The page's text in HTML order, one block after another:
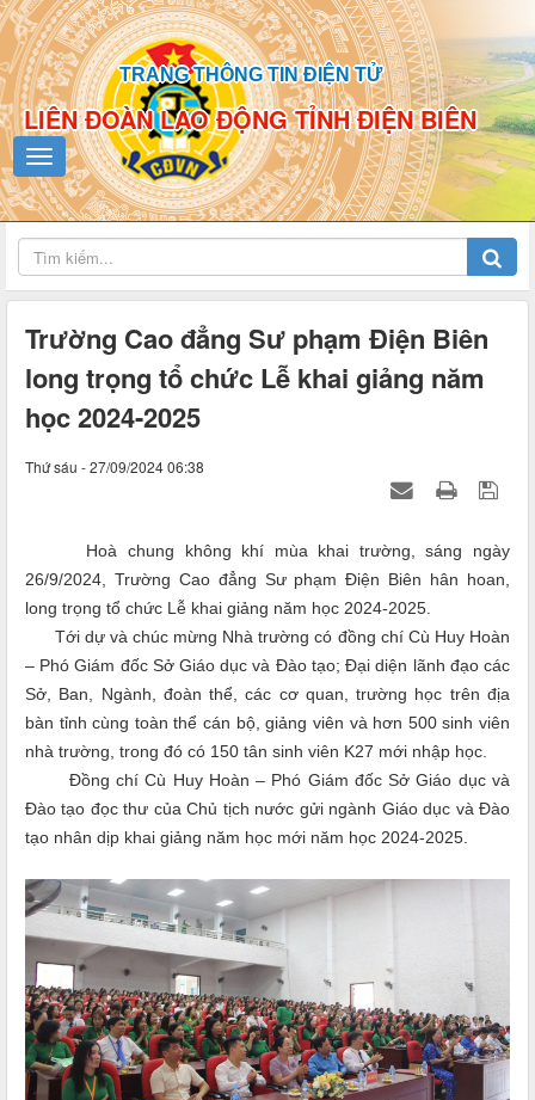
TRANG THÔNG TIN ĐIỆN TỬ
LIÊN ĐOÀN LAO ĐỘNG TỈNH ĐIỆN BIÊN
Trường Cao đẳng Sư phạm Điện Biên
long trọng tổ chức Lễ khai giảng năm
học 2024-2025
Thứ sáu - 27/09/2024 06:38
Hoà chung không khí mùa khai trường, sáng ngày
26/9/2024, Trường Cao đẳng Sư phạm Điện Biên hân hoan,
long trọng tổ chức Lễ khai giảng năm học 2024-2025.
Tới dự và chúc mừng Nhà trường có đồng chí Cù Huy Hoàn
– Phó Giám đốc Sở Giáo dục và Đào tạo; Đại diện lãnh đạo các
Sở, Ban, Ngành, đoàn thể, các cơ quan, trường học trên địa
bàn tỉnh cùng toàn thể cán bộ, giảng viên và hơn 500 sinh viên
nhà trường, trong đó có 150 tân sinh viên K27 mới nhập học.
Đồng chí Cù Huy Hoàn – Phó Giám đốc Sở Giáo dục và
Đào tạo đọc thư của Chủ tịch nước gửi ngành Giáo dục và Đào
tạo nhân dịp khai giảng năm học mới năm học 2024-2025.